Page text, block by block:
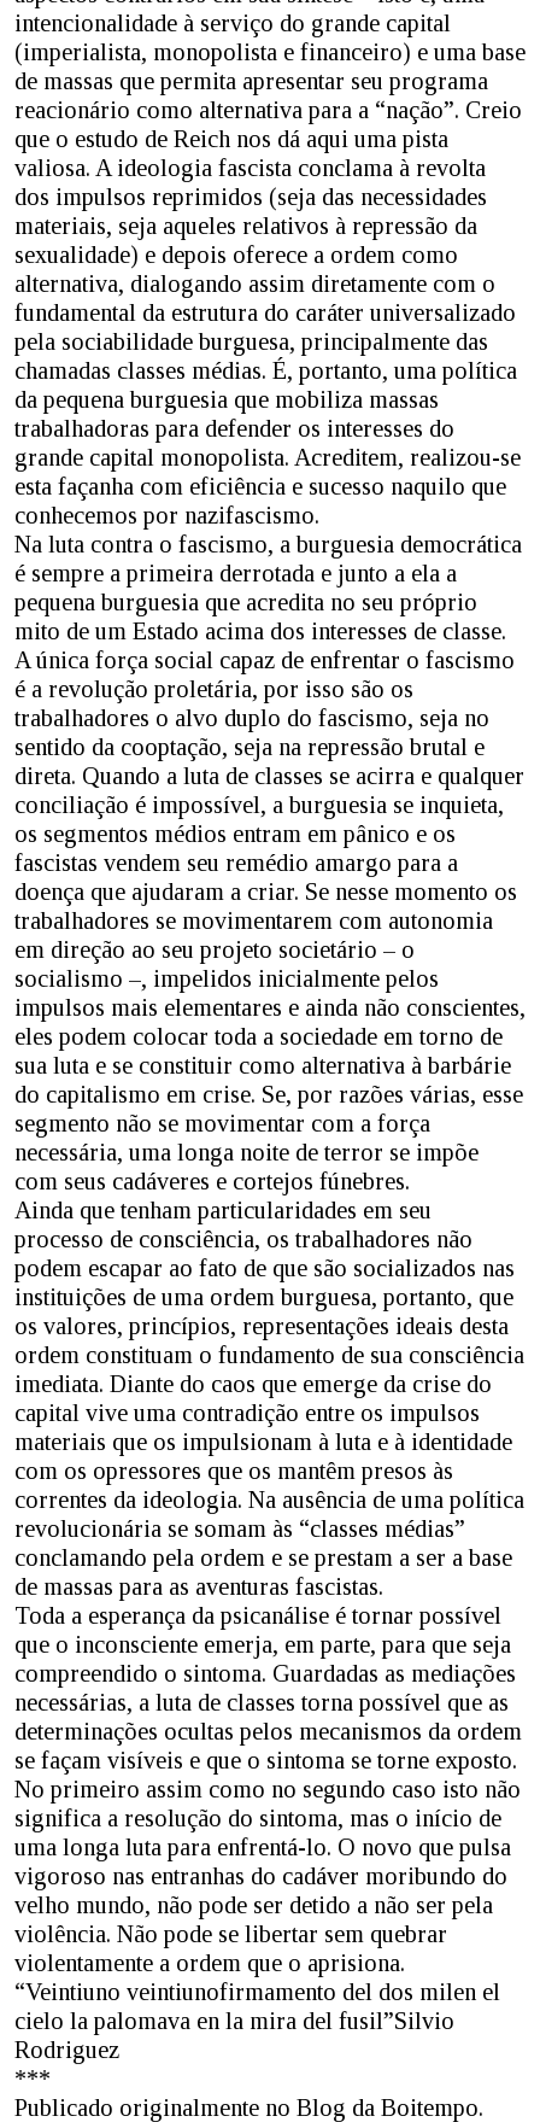
intencionalidade à serviço do grande capital
(imperialista, monopolista e financeiro) e uma base
de massas que permita apresentar seu programa
reacionário como alternativa para a “nação”. Creio
que o estudo de Reich nos dá aqui uma pista
valiosa. A ideologia fascista conclama à revolta
dos impulsos reprimidos (seja das necessidades
materiais, seja aqueles relativos à repressão da
sexualidade) e depois oferece a ordem como
alternativa, dialogando assim diretamente com o
fundamental da estrutura do caráter universalizado
pela sociabilidade burguesa, principalmente das
chamadas classes médias. É, portanto, uma política
da pequena burguesia que mobiliza massas
trabalhadoras para defender os interesses do
grande capital monopolista. Acreditem, realizou-se
esta façanha com eficiência e sucesso naquilo que
conhecemos por nazifascismo.
Na luta contra o fascismo, a burguesia democrática
é sempre a primeira derrotada e junto a ela a
pequena burguesia que acredita no seu próprio
mito de um Estado acima dos interesses de classe.
A única força social capaz de enfrentar o fascismo
é a revolução proletária, por isso são os
trabalhadores o alvo duplo do fascismo, seja no
sentido da cooptação, seja na repressão brutal e
direta. Quando a luta de classes se acirra e qualquer
conciliação é impossível, a burguesia se inquieta,
os segmentos médios entram em pânico e os
fascistas vendem seu remédio amargo para a
doença que ajudaram a criar. Se nesse momento os
trabalhadores se movimentarem com autonomia
em direção ao seu projeto societário – o
socialismo –, impelidos inicialmente pelos
impulsos mais elementares e ainda não conscientes,
eles podem colocar toda a sociedade em torno de
sua luta e se constituir como alternativa à barbárie
do capitalismo em crise. Se, por razões várias, esse
segmento não se movimentar com a força
necessária, uma longa noite de terror se impõe
com seus cadáveres e cortejos fúnebres.
Ainda que tenham particularidades em seu
processo de consciência, os trabalhadores não
podem escapar ao fato de que são socializados nas
instituições de uma ordem burguesa, portanto, que
os valores, princípios, representações ideais desta
ordem constituam o fundamento de sua consciência
imediata. Diante do caos que emerge da crise do
capital vive uma contradição entre os impulsos
materiais que os impulsionam à luta e à identidade
com os opressores que os mantêm presos às
correntes da ideologia. Na ausência de uma política
revolucionária se somam às “classes médias”
conclamando pela ordem e se prestam a ser a base
de massas para as aventuras fascistas.
Toda a esperança da psicanálise é tornar possível
que o inconsciente emerja, em parte, para que seja
compreendido o sintoma. Guardadas as mediações
necessárias, a luta de classes torna possível que as
determinações ocultas pelos mecanismos da ordem
se façam visíveis e que o sintoma se torne exposto.
No primeiro assim como no segundo caso isto não
significa a resolução do sintoma, mas o início de
uma longa luta para enfrentá-lo. O novo que pulsa
vigoroso nas entranhas do cadáver moribundo do
velho mundo, não pode ser detido a não ser pela
violência. Não pode se libertar sem quebrar
violentamente a ordem que o aprisiona.
“Veintiuno veintiunofirmamento del dos milen el
cielo la palomava en la mira del fusil”Silvio
Rodriguez
***
Publicado originalmente no Blog da Boitempo.